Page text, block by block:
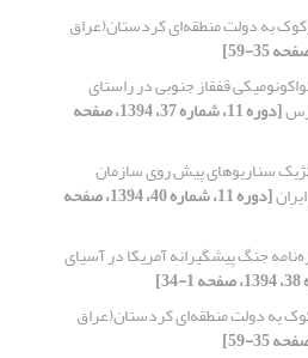
به دولت منطقه‌ای کردستان(عراق
قفقاز جنوبی در راستای
[دوره 11، شماره 37، 1394، صفحه
سناریوهای پیش روی سازمان
[دوره 11، شماره 40، 1394، صفحه
جنگ پیشگیرانه آمریکا در آسیای
به دولت منطقه‌ای کردستان(عراق